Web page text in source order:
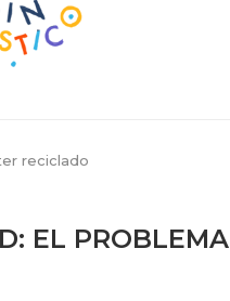
reciclado
EL PROBLEMA